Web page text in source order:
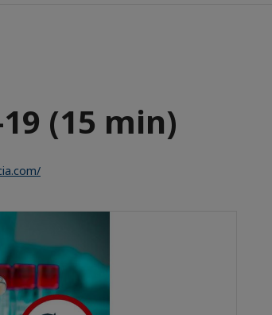
(15 min)